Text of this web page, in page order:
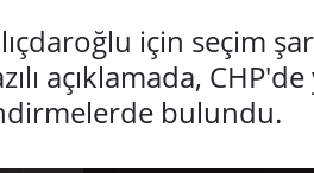
için seçim
açıklamada,
bulundu.